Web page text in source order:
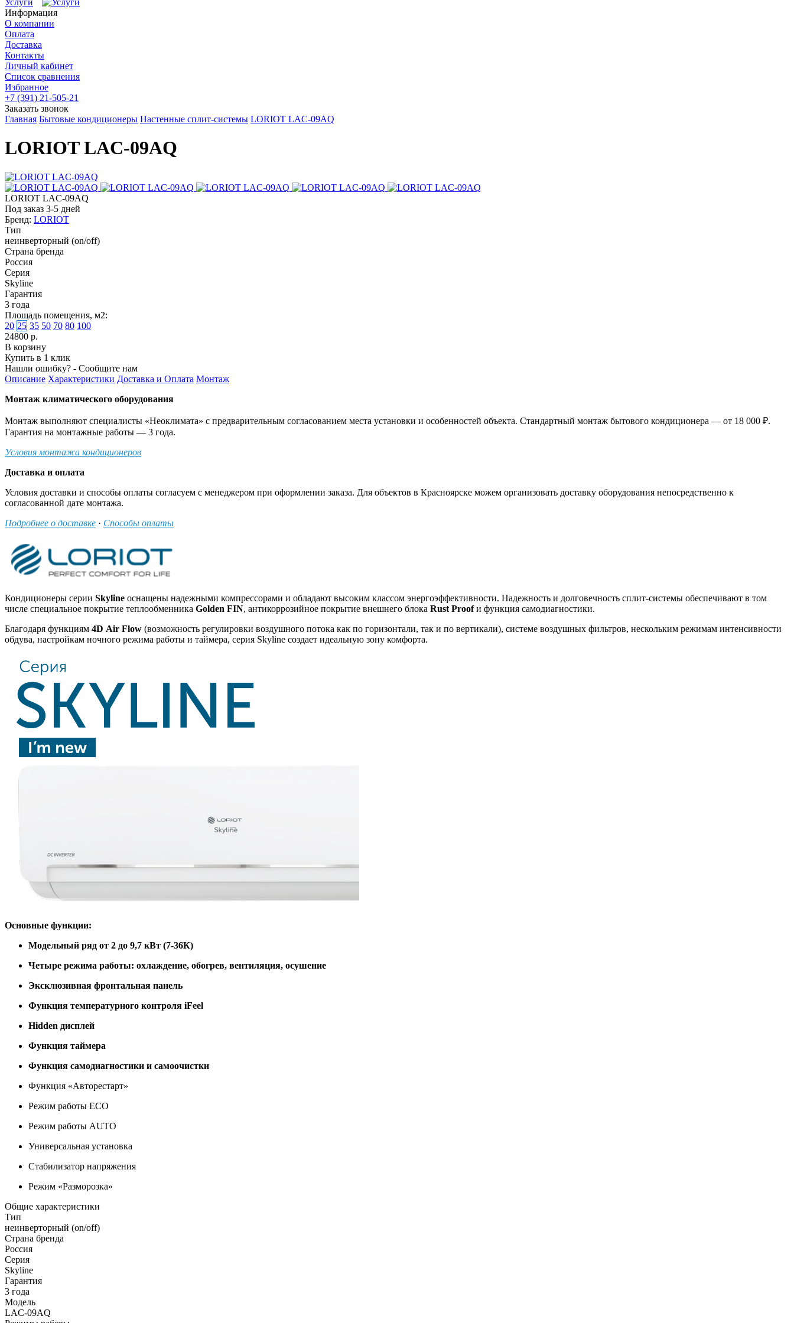
Услуги
Информация
О компании
Оплата
Доставка
Контакты
Личный кабинет
Список сравнения
Избранное
+7 (391) 21-505-21
Заказать звонок
Главная Бытовые кондиционеры Настенные сплит-системы LORIOT LAC-09AQ
LORIOT LAC-09AQ
LORIOT LAC-09AQ
Под заказ 3-5 дней
Бренд: LORIOT
Тип
неинверторный (on/off)
Страна бренда
Россия
Серия
Skyline
Гарантия
3 года
Площадь помещения, м2:
20 25 35 50 70 80 100
24800 р.
В корзину
Купить в 1 клик
Нашли ошибку? - Сообщите нам
Описание Характеристики Доставка и Оплата Монтаж
Монтаж климатического оборудования
Монтаж выполняют специалисты «Неоклимата» с предварительным согласованием места установки и особенностей объекта. Стандартный монтаж бытового кондиционера — от 18 000 ₽.
Гарантия на монтажные работы — 3 года.
Условия монтажа кондиционеров
Доставка и оплата
Условия доставки и способы оплаты согласуем с менеджером при оформлении заказа. Для объектов в Красноярске можем организовать доставку оборудования непосредственно к
согласованной дате монтажа.
Подробнее о доставке · Способы оплаты
Кондиционеры серии Skyline оснащены надежными компрессорами и обладают высоким классом энергоэффективности. Надежность и долговечность сплит-системы обеспечивают в том
числе специальное покрытие теплообменника Golden FIN, антикоррозийное покрытие внешнего блока Rust Proofи функция самодиагностики.
Благодаря функциям 4D Air Flow (возможность регулировки воздушного потока как по горизонтали, так и по вертикали), системе воздушных фильтров, нескольким режимам интенсивности
обдува, настройкам ночного режима работы и таймера, серия Skyline создает идеальную зону комфорта.
Основные функции:
Модельный ряд от 2 до 9,7 кВт (7-36К)
Четыре режима работы: охлаждение, обогрев, вентиляция, осушение
Эксклюзивная фронтальная панель
Функция температурного контроля iFeel
Hidden дисплей
Функция таймера
Функция самодиагностики и самоочистки
Функция «Авторестарт»
Режим работы ECO
Режим работы AUTO
Универсальная установка
Стабилизатор напряжения
Режим «Разморозка»
Общие характеристики
Тип
неинверторный (on/off)
Страна бренда
Россия
Серия
Skyline
Гарантия
3 года
Модель
LAC-09AQ